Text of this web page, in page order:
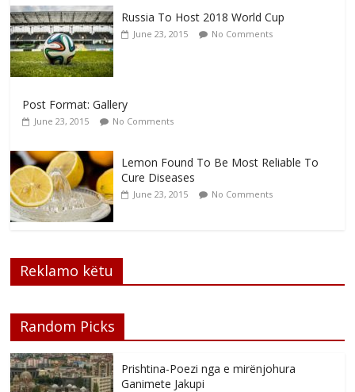
Russia To Host 2018 World Cup
June 23, 2015 No Comments
Post Format: Gallery
June 23, 2015 No Comments
Lemon Found To Be Most Reliable To
Cure Diseases
June 23, 2015 No Comments
Reklamo këtu
Random Picks
Prishtina-Poezi nga e mirënjohura
Ganimete Jakupi